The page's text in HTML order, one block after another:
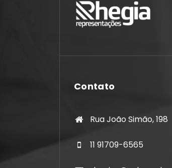
Contato
Rua João Simão, 198
11 91709-6565